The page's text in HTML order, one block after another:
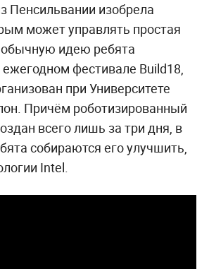
Пенсильвании изобрела
может управлять простая
идею ребята
фестивале Build18,
при Университете
Причём роботизированный
всего лишь за три дня, в
собираются его улучшить,
Intel.